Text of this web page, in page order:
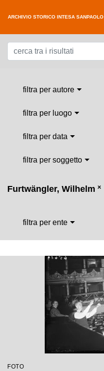
ARCHIVIO STORICO INTESA SANPAOLO
filtra per autore
filtra per luogo
filtra per data
filtra per soggetto
Furtwängler, Wilhelm ˟
filtra per ente
FOTO